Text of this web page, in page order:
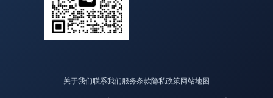
关于我们联系我们服务条款隐私政策网站地图